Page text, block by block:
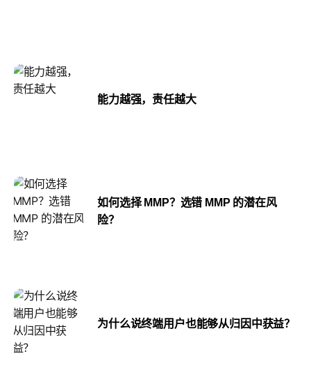
能力越强，责任越大
如何选择 MMP？选错 MMP 的潜在风
险？
为什么说终端用户也能够从归因中获益？